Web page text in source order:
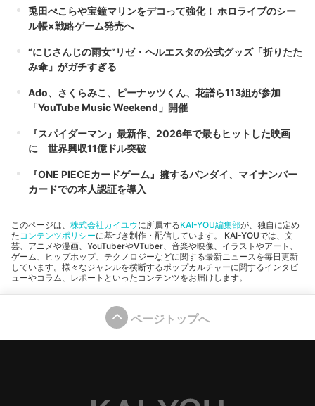
兎田ぺこらや宝鐘マリンをデコって強化！ ホロライブのシー
ル帳×戦略ゲーム発売へ
“にじさんじの雨女”リゼ・ヘルエスタの公式グッズ「折りたた
み傘」がガチすぎる
Ado、さくらみこ、ピーナッツくん、花譜ら113組が参加
「YouTube Music Weekend」開催
『スパイダーマン』最新作、2026年で最もヒットした映画
に 世界興収11億ドル突破
『ONE PIECEカードゲーム』擁するバンダイ、マイナンバー
カードでの本人認証を導入
このページは、 株式会社カイユウに所属するKAI-YOU編集部が、独自に定め
たコンテンツポリシーに基づき制作・配信しています。 KAI-YOUでは、文
芸、アニメや漫画、YouTuberやVTuber、音楽や映像、イラストやアート、
ゲーム、ヒップホップ、テクノロジーなどに関する最新ニュースを毎日更新
しています。様々なジャンルを横断するポップカルチャーに関するインタビ
ューやコラム、レポートといったコンテンツをお届けします。
ページトップへ